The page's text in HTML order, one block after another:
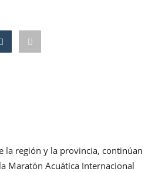
la región y la provincia, continúan
Maratón Acuática Internacional